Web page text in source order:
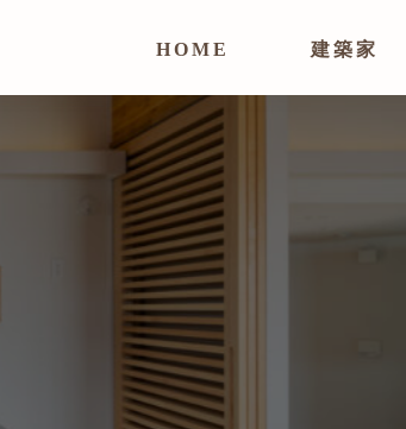
HOME 建築家